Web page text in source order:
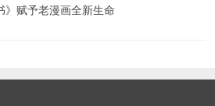
》赋予老漫画全新生命